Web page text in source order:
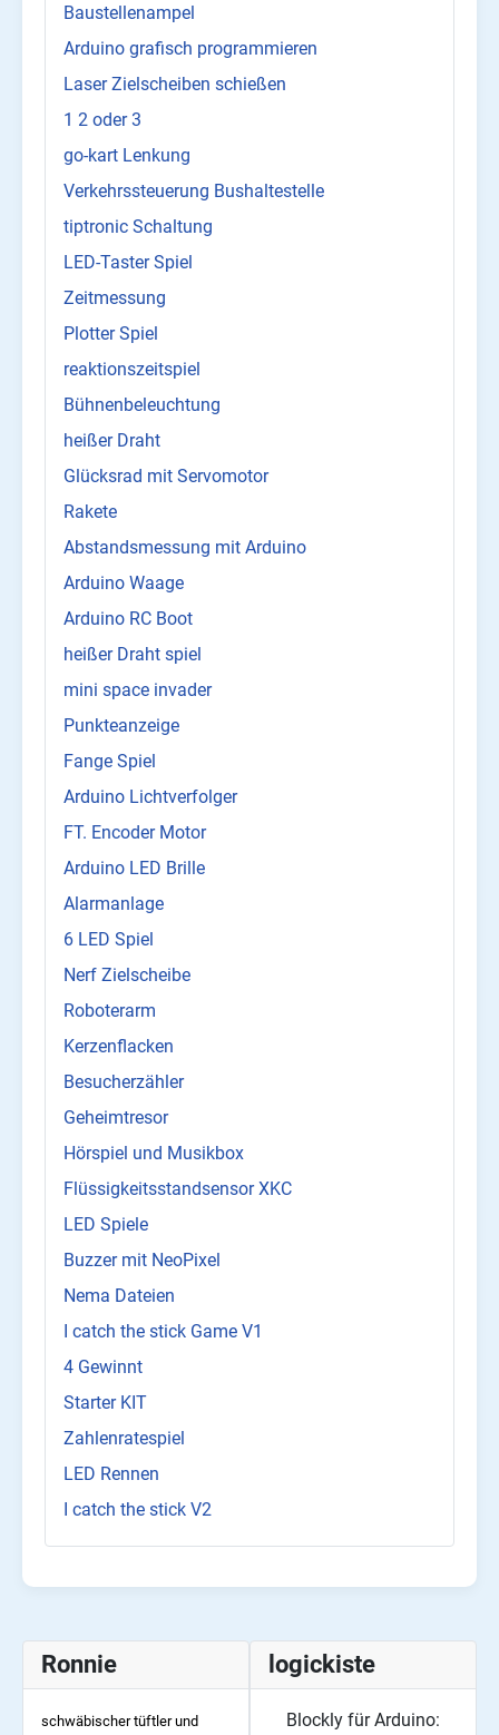
Baustellenampel
Arduino grafisch programmieren
Laser Zielscheiben schießen
1 2 oder 3
go-kart Lenkung
Verkehrssteuerung Bushaltestelle
tiptronic Schaltung
LED-Taster Spiel
Zeitmessung
Plotter Spiel
reaktionszeitspiel
Bühnenbeleuchtung
heißer Draht
Glücksrad mit Servomotor
Rakete
Abstandsmessung mit Arduino
Arduino Waage
Arduino RC Boot
heißer Draht spiel
mini space invader
Punkteanzeige
Fange Spiel
Arduino Lichtverfolger
FT. Encoder Motor
Arduino LED Brille
Alarmanlage
6 LED Spiel
Nerf Zielscheibe
Roboterarm
Kerzenflacken
Besucherzähler
Geheimtresor
Hörspiel und Musikbox
Flüssigkeitsstandsensor XKC
LED Spiele
Buzzer mit NeoPixel
Nema Dateien
I catch the stick Game V1
4 Gewinnt
Starter KIT
Zahlenratespiel
LED Rennen
I catch the stick V2
Ronnie
schwäbischer tüftler und
logickiste
Blockly für Arduino: